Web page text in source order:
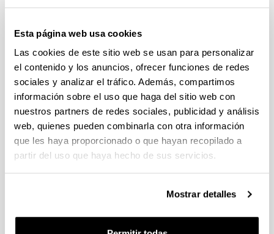
Esta página web usa cookies
Las cookies de este sitio web se usan para personalizar
el contenido y los anuncios, ofrecer funciones de redes
sociales y analizar el tráfico. Además, compartimos
información sobre el uso que haga del sitio web con
nuestros partners de redes sociales, publicidad y análisis
web, quienes pueden combinarla con otra información
que les haya proporcionado o que hayan recopilado a
partir del uso que haya hecho de sus servicios.
Mostrar detalles
Publicaciones (2017)
Biochar research activities and
their relation to development and
environmental quality. A meta-
analysis
Autoría:
Fuertes-Mendizábal T, Cayuela ML, Sigua G, Spokas